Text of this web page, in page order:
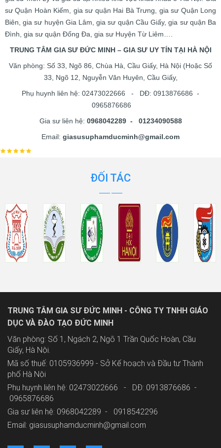
sư Quận Hoàn Kiếm, gia sư quận Hai Bà Trưng, gia sư Quận Long
Biên, gia sư huyện Gia Lâm, gia sư quận Cầu Giấy, gia sư quận Ba
Đình, gia sư quận Đống Đa, gia sư Huyện Từ Liêm….
TRUNG TÂM GIA SƯ ĐỨC MINH – GIA SƯ UY TÍN TẠI HÀ NỘI
Văn phòng: Số 33, Ngõ 86, Chùa Hà, Cầu Giấy, Hà Nội (Hoặc Số
33, Ngõ 12, Nguyễn Văn Huyên, Cầu Giấy,
Phụ huynh liên hệ: 02473022666 - DĐ: 0913876686 -
0965876686
Gia sư liên hệ: 0968042289 - 01234090588
Email: giasusuphamducminh@gmail.com
ĐỐI TÁC
TRUNG TÂM GIA SƯ ĐỨC MINH - CÔNG TY TNHH GIÁO
DỤC VÀ ĐÀO TẠO ĐỨC MINH
Văn phòng: Số 1, Ngách 2, Ngõ 1 Trần Quốc Hoàn, Cầu
Giấy, Hà Nội.
Mã số thuế: 0105936999 - Sở Kế hoạch và Đầu tư Thành
phố Hà Nội
Phụ huynh liên hệ: 02473022666 - DĐ: 0913876686 -
0965876686
Gia sư liên hệ: 0968042289 - 0918542296
Email: giasusuphamducminh@gmail.com